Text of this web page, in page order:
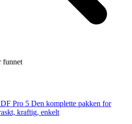
funnet
Pro 5 Den komplette pakken for
kraftig, enkelt